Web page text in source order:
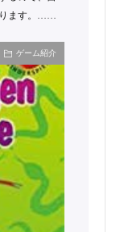
ます。……
ゲーム紹介